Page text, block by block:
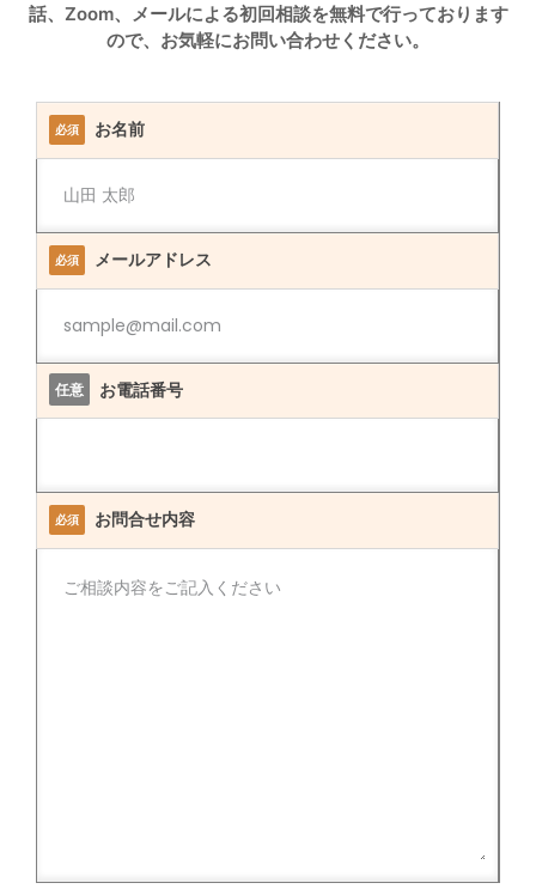
話、Zoom、メールによる初回相談を無料で行っております
ので、お気軽にお問い合わせください。
必須 お名前
必須 メールアドレス
任意 お電話番号
必須 お問合せ内容